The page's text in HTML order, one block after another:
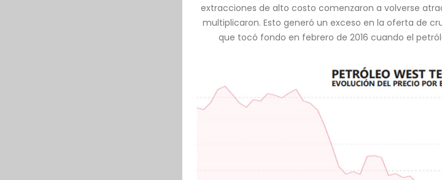
extracciones de alto costo comenzaron a volverse
multiplicaron. Esto generó un exceso en la oferta de
que tocó fondo en febrero de 2016 cuando el